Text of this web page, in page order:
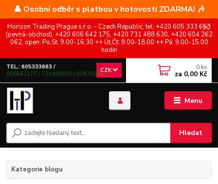
👤 Osobní odběr s platbou v hotovosti ZDARMA! 🎶
Horizon Trading Prague s.r.o. - Czech Republic, tel: +420 605 333 663
(pevná-obchod), +420 606 642 175, +420 731 488 630, +420 604 262
062, open: Po,St: 9.00-16.30 ++ Út,Čt: 9.00-18.00 ++ Pá: 9.00-15.00
hodin
Menu
CZK
Hledat
TEL.: 605333663 /
606642175 / 731488630 / 604262062
0 ks
za 0,00 Kč
Kategorie blogu